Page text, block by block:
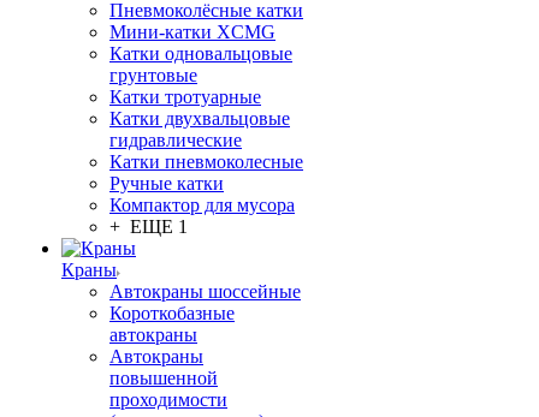
Пневмоколёсные катки
Мини-катки XCMG
Катки одновальцовые
грунтовые
Катки тротуарные
Катки двухвальцовые
гидравлические
Катки пневмоколесные
Ручные катки
Компактор для мусора
+ ЕЩЕ 1
Краны
Автокраны шоссейные
Короткобазные
автокраны
Автокраны
повышенной
проходимости